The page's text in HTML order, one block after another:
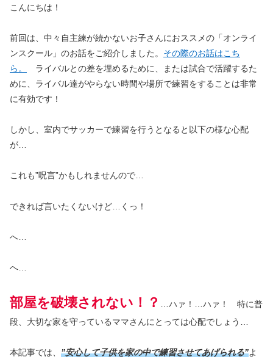
こんにちは！
前回は、中々自主練が続かないお子さんにおススメの「オンライ
ンスクール」のお話をご紹介しました。 その際のお話はこち
ら。
ライバルとの差を埋めるために、または試合で活躍するた
めに、ライバル達がやらない時間や場所で練習をすることは非常
に有効です！
しかし、室内でサッカーで練習を行うとなると以下の様な心配
が…
これも”呪言”かもしれませんので…
できれば言いたくないけど…くっ！
へ…
へ…
部屋を破壊されない！？
…ハァ！…ハァ！ 特に普
段、大切な家を守っているママさんにとっては心配でしょう…
本記事では、 ”安心して子供を家の中で練習させてあげられる”よ